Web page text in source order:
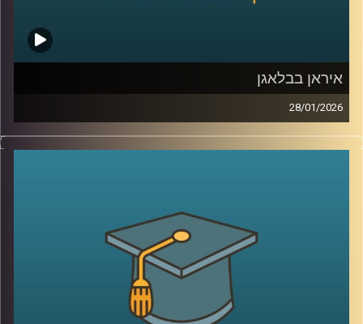
איראן בבלאגן
28/01/2026
מאז הפעם האחרונה שדיברנו עם ד׳׳ר מאיר ג׳בדנפר, איראן
חווה טלטלה עמוקה, מחאה מתמשכת, דיכוי אלים שבו נהרגו
בפרק הזה ננסה להבין מה באמת קורה בתוך איראן היום, איך
נראית המחאה מבפנים, עד כמה המשטר מרגיש מאוים, ואיך כל
זה מתחבר גם לאזור, לישראל, ולמה שאנחנו רואים בכותרות.
אז כדי לדבר על כל זה, שב אלינו ד׳׳ר מאיר ג׳בדנפר, מומחה
לפוליטיקה עכשווית של איראן בבית הספר לאודר לממשל,
דיפלומטיה ואסטרטגיה באוניברסיטת רייכמן